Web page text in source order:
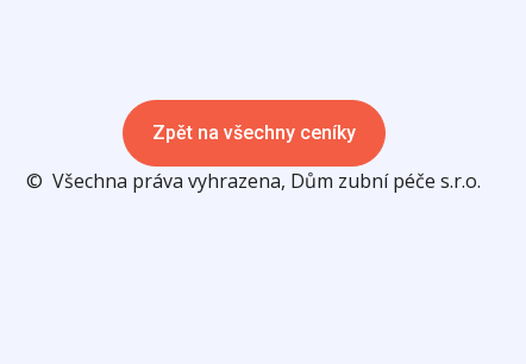
Zpět na všechny ceníky
© Všechna práva vyhrazena, Dům zubní péče s.r.o.